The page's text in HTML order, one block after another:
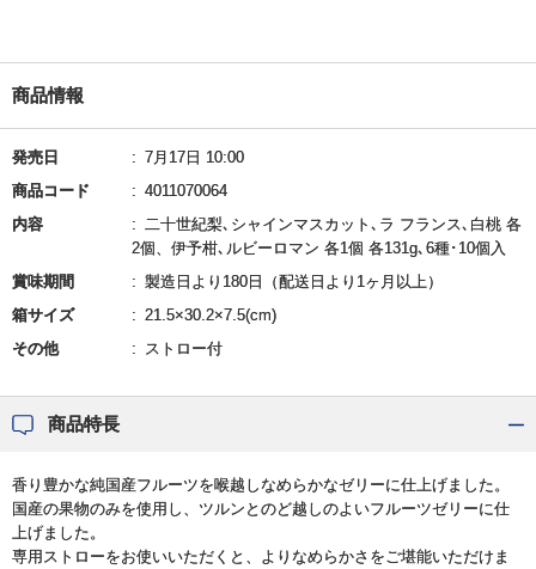
商品情報
発売日
7月17日 10:00
商品コード
4011070064
内容
二十世紀梨､シャインマスカット､ラ フランス､白桃 各
2個、伊予柑､ルビーロマン 各1個 各131g､6種･10個入
賞味期間
製造日より180日（配送日より1ヶ月以上）
箱サイズ
21.5×30.2×7.5(cm)
その他
ストロー付
商品特長
香り豊かな純国産フルーツを喉越しなめらかなゼリーに仕上げました。
国産の果物のみを使用し、ツルンとのど越しのよいフルーツゼリーに仕
上げました。
専用ストローをお使いいただくと、よりなめらかさをご堪能いただけま